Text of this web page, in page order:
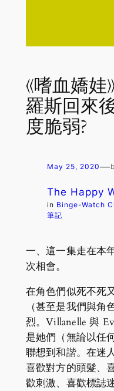
《嗜血嬌
羅斯回來
度脆弱?
May 25, 2020—
The Happy
in Binge-Watch
筆記
一、這一集走在本
次相會。
在角色們似死不死
（甚至是我們與
烈。Villanelle 與
是她們（無論以任
聯想到和諧。在迷
喜歡對方的頭髮、
歡刺激、喜歡標誌